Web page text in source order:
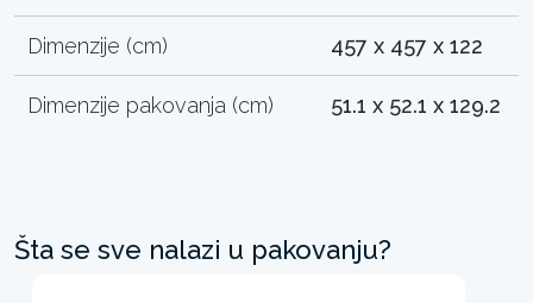
Dimenzije (cm) 457 x 457 x 122
Dimenzije pakovanja (cm) 51.1 x 52.1 x 129.2
Šta se sve nalazi u pakovanju?